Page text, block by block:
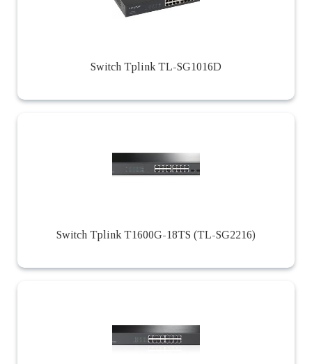
Switch Tplink TL-SG1016D
Switch Tplink T1600G-18TS (TL-SG2216)